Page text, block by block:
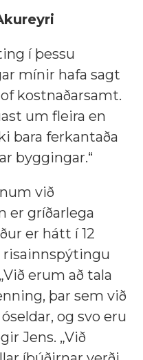
í þessu
mínir hafa sagt
kostnaðarsamt.
um fleira en
bara ferkantaða
byggingar.“
við
er gríðarlega
er hátt í 12
risainnspýtingu
erum að tala
þar sem við
og svo eru
Jens. „Við